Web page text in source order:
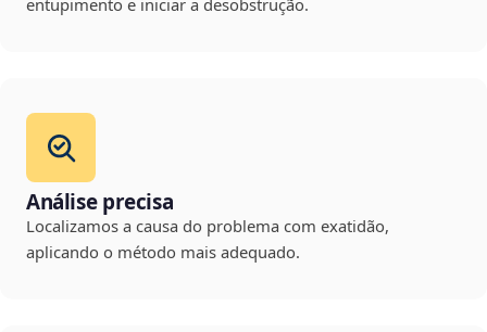
entupimento e iniciar a desobstrução.
Análise precisa
Localizamos a causa do problema com exatidão,
aplicando o método mais adequado.